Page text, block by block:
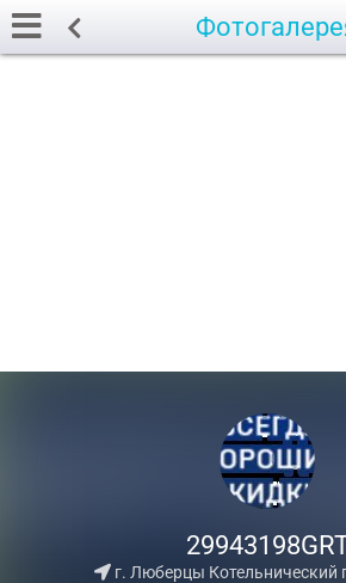
г. Люберцы Котельнический